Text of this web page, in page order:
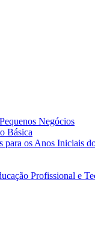
Negócios
Básica
para os Anos Iniciais
Profissional e